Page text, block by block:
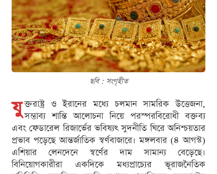
ছবি : সংগৃহীত
যু ক্তরাষ্ট্র ও ইরানের মধ্যে চলমান সামরিক উত্তেজনা,
সম্ভাব্য শান্তি আলোচনা নিয়ে পরস্পরবিরোধী বক্তব্য
এবং ফেডারেল রিজার্ভের ভবিষ্যৎ সুদনীতি ঘিরে অনিশ্চয়তার
প্রভাব পড়েছে আন্তর্জাতিক স্বর্ণবাজারে। মঙ্গলবার (৪ আগস্ট)
এশিয়ার লেনদেনে স্বর্ণের দাম সামান্য বেড়েছে।
বিনিয়োগকারীরা একদিকে মধ্যপ্রাচ্যের ভূরাজনৈতিক